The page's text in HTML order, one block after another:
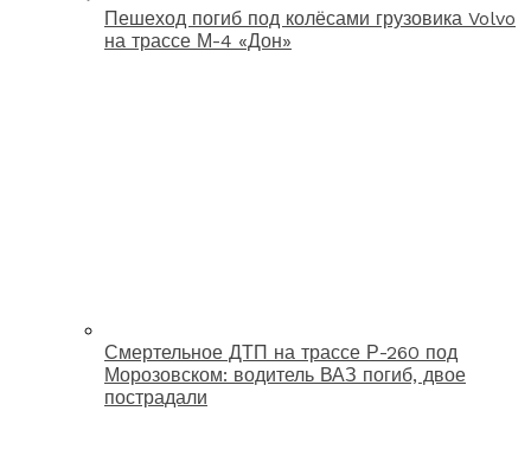
Пешеход погиб под колёсами грузовика Volvo
на трассе М-4 «Дон»
Смертельное ДТП на трассе Р-260 под
Морозовском: водитель ВАЗ погиб, двое
пострадали